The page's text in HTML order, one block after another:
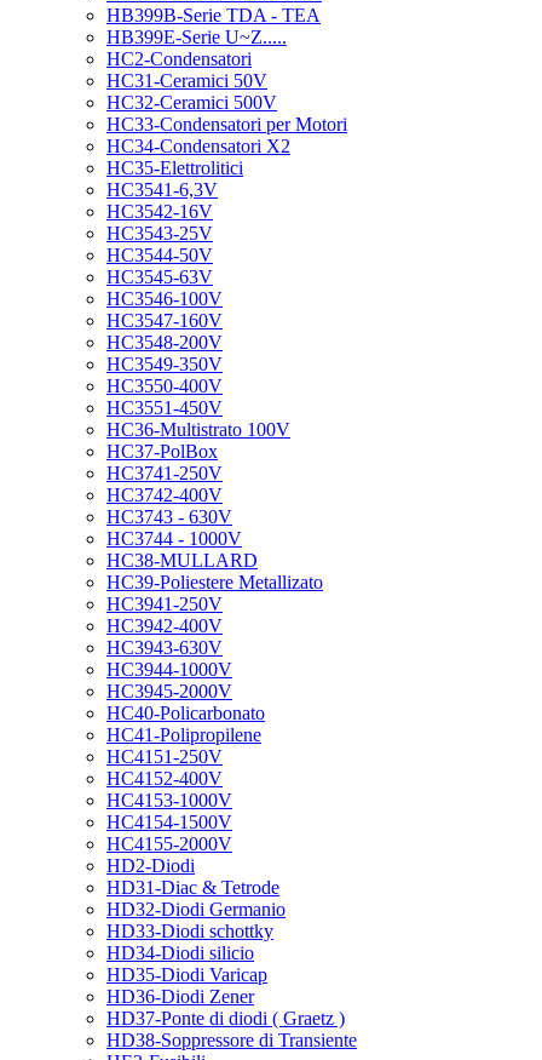
HB399B-Serie TDA - TEA
HB399E-Serie U~Z.....
HC2-Condensatori
HC31-Ceramici 50V
HC32-Ceramici 500V
HC33-Condensatori per Motori
HC34-Condensatori X2
HC35-Elettrolitici
HC3541-6,3V
HC3542-16V
HC3543-25V
HC3544-50V
HC3545-63V
HC3546-100V
HC3547-160V
HC3548-200V
HC3549-350V
HC3550-400V
HC3551-450V
HC36-Multistrato 100V
HC37-PolBox
HC3741-250V
HC3742-400V
HC3743 - 630V
HC3744 - 1000V
HC38-MULLARD
HC39-Poliestere Metallizato
HC3941-250V
HC3942-400V
HC3943-630V
HC3944-1000V
HC3945-2000V
HC40-Policarbonato
HC41-Polipropilene
HC4151-250V
HC4152-400V
HC4153-1000V
HC4154-1500V
HC4155-2000V
HD2-Diodi
HD31-Diac & Tetrode
HD32-Diodi Germanio
HD33-Diodi schottky
HD34-Diodi silicio
HD35-Diodi Varicap
HD36-Diodi Zener
HD37-Ponte di diodi ( Graetz )
HD38-Soppressore di Transiente